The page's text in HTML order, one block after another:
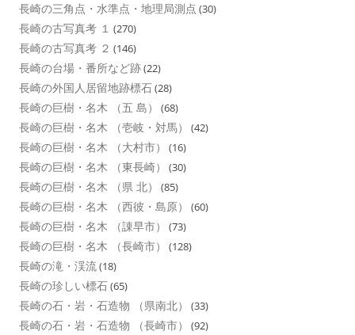
長崎の三角点・水準点・地理局測点 (30)
長崎の古写真考 １ (270)
長崎の古写真考 ２ (146)
長崎の台場・番所など跡(22)
長崎の外国人居留地跡標石(28)
長崎の巨樹・名木 （五 島） (68)
長崎の巨樹・名木 （壱岐・対馬） (42)
長崎の巨樹・名木 （大村市） (16)
長崎の巨樹・名木 （東長崎） (30)
長崎の巨樹・名木 （県 北） (85)
長崎の巨樹・名木 （西彼・島原） (60)
長崎の巨樹・名木 （諌早市） (73)
長崎の巨樹・名木 （長崎市） (128)
長崎の滝・渓流(18)
長崎の珍しい標石(65)
長崎の石・岩・石造物 （県南北） (33)
長崎の石・岩・石造物 （長崎市） (92)